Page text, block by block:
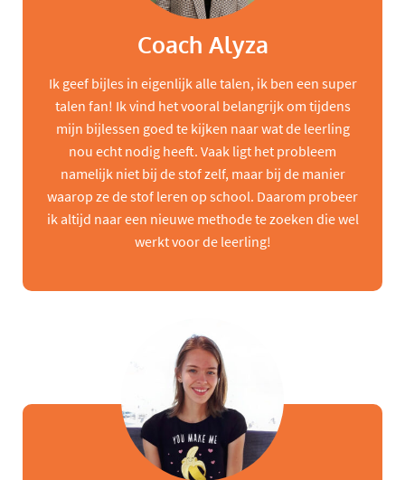
Coach Alyza
Ik geef bijles in eigenlijk alle talen, ik ben een super
talen fan! Ik vind het vooral belangrijk om tijdens
mijn bijlessen goed te kijken naar wat de leerling
nou echt nodig heeft. Vaak ligt het probleem
namelijk niet bij de stof zelf, maar bij de manier
waarop ze de stof leren op school. Daarom probeer
ik altijd naar een nieuwe methode te zoeken die wel
werkt voor de leerling!